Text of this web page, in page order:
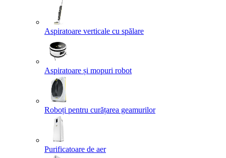
Aspiratoare verticale cu spălare
Aspiratoare și mopuri robot
Roboți pentru curățarea geamurilor
Purificatoare de aer